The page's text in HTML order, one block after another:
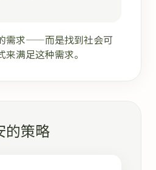
需求——而是找到社会可
满足这种需求。
的策略